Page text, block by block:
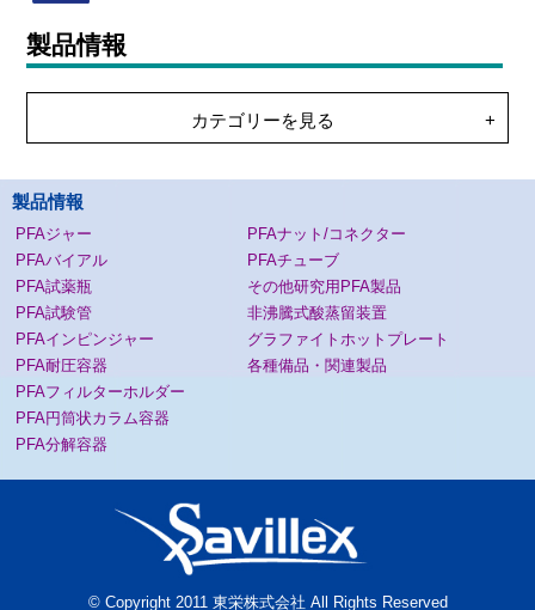
製品情報
カテゴリーを見る
製品情報
PFAジャー
PFAバイアル
PFA試薬瓶
PFA試験管
PFAインピンジャー
PFA耐圧容器
PFAフィルターホルダー
PFA円筒状カラム容器
PFA分解容器
PFAナット/コネクター
PFAチューブ
その他研究用PFA製品
非沸騰式酸蒸留装置
グラファイトホットプレート
各種備品・関連製品
© Copyright 2011 東栄株式会社 All Rights Reserved